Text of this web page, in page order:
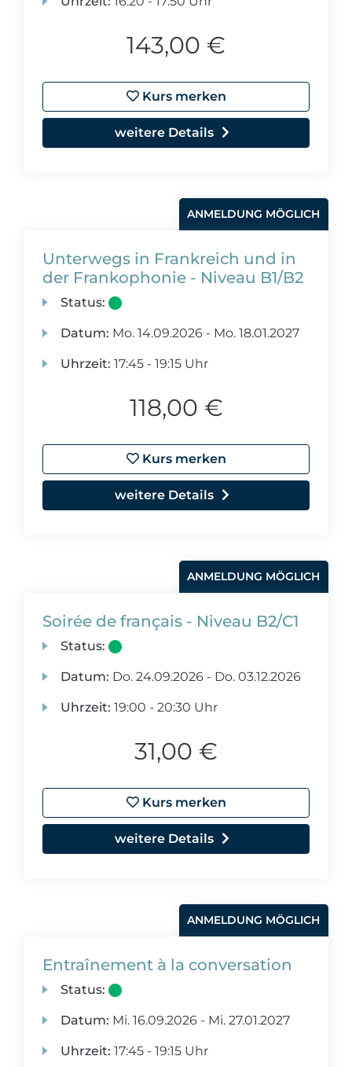
143,00 €
Kurs merken
weitere Details
ANMELDUNG MÖGLICH
Unterwegs in Frankreich und in
der Frankophonie - Niveau B1/B2
Status:
Datum: Mo. 14.09.2026 - Mo. 18.01.2027
Uhrzeit: 17:45 - 19:15 Uhr
118,00 €
Kurs merken
weitere Details
ANMELDUNG MÖGLICH
Soirée de français - Niveau B2/C1
Status:
Datum: Do. 24.09.2026 - Do. 03.12.2026
Uhrzeit: 19:00 - 20:30 Uhr
31,00 €
Kurs merken
weitere Details
ANMELDUNG MÖGLICH
Entraînement à la conversation
Status:
Datum: Mi. 16.09.2026 - Mi. 27.01.2027
Uhrzeit: 17:45 - 19:15 Uhr